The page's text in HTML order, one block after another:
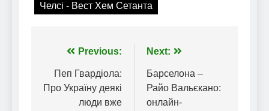
Челсі - Вест Хем Сетанта
Навігація
записів
Previous:
Пеп Гвардіола:
Про Україну деякі
люди вже
Next:
Барселона –
Райо Вальєкано:
онлайн-